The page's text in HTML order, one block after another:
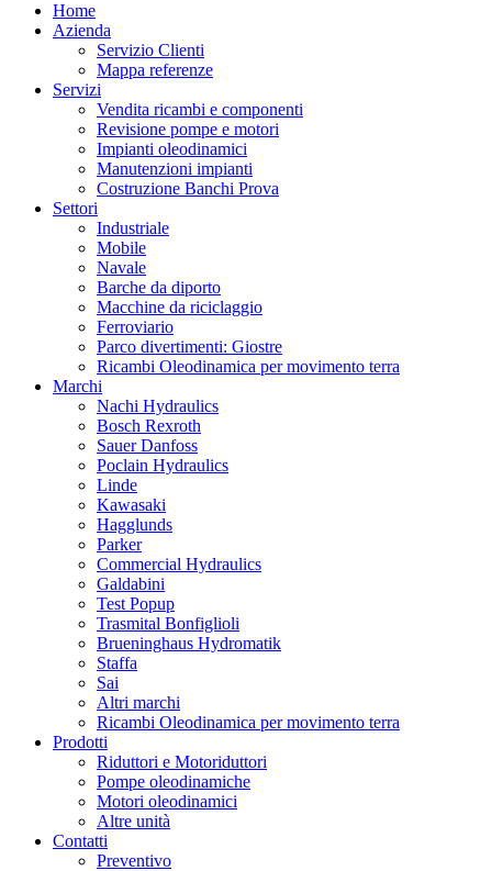
Home
Azienda
Servizio Clienti
Mappa referenze
Servizi
Vendita ricambi e componenti
Revisione pompe e motori
Impianti oleodinamici
Manutenzioni impianti
Costruzione Banchi Prova
Settori
Industriale
Mobile
Navale
Barche da diporto
Macchine da riciclaggio
Ferroviario
Parco divertimenti: Giostre
Ricambi Oleodinamica per movimento terra
Marchi
Nachi Hydraulics
Bosch Rexroth
Sauer Danfoss
Poclain Hydraulics
Linde
Kawasaki
Hagglunds
Parker
Commercial Hydraulics
Galdabini
Test Popup
Trasmital Bonfiglioli
Brueninghaus Hydromatik
Staffa
Sai
Altri marchi
Ricambi Oleodinamica per movimento terra
Prodotti
Riduttori e Motoriduttori
Pompe oleodinamiche
Motori oleodinamici
Altre unità
Contatti
Preventivo